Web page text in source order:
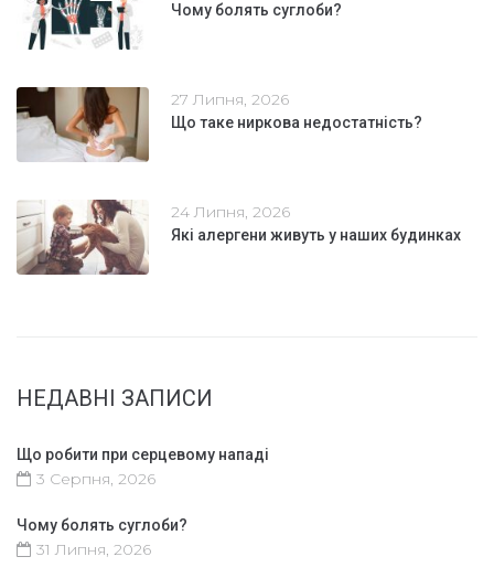
Чому болять суглоби?
27 Липня, 2026
Що таке ниркова недостатність?
24 Липня, 2026
Які алергени живуть у наших будинках
НЕДАВНІ ЗАПИСИ
Що робити при серцевому нападі
3 Серпня, 2026
Чому болять суглоби?
31 Липня, 2026